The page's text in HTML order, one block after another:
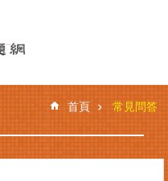
首頁 常見問答